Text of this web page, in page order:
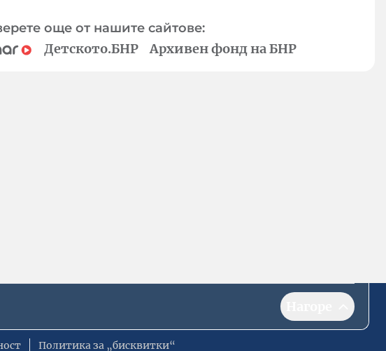
още от нашите сайтове:
Детското.БНР Архивен фонд на БНР
Политика за „бисквитки“